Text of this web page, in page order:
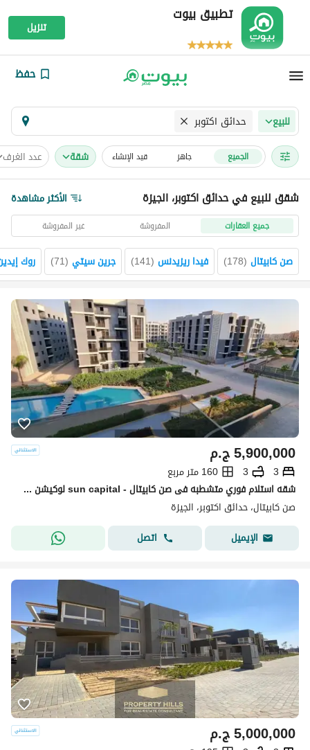
تطبيق بيوت
تنزيل
حفظ
للبيع حدائق اكتوبر
الجميع جاهز قيد الإنشاء شقة عدد الغرف
شقق للبيع في حدائق اكتوبر، الجيزة الأكثر مشاهدة
جميع العقارات المفروشة غير المفروشة
صن كابيتال (
178
) فيدا ريزيدنس (
141
) جرين سيتي (
71
) روك
ج.م5,900,000
3
3
160 متر مربع
شقه استلام فوري متشطبه فى صن كابيتال - sun capital لوكيشن مميز فيو لاند سكيب
صن كابيتال، حدائق اكتوبر، الجيزة
الإيميل
اتصل
ج.م5,000,000